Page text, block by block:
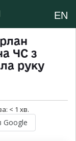
EN
ЧС з
руку
< 1 хв.
Google